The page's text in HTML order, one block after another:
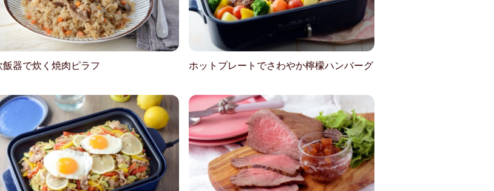
飯器で炊く焼肉ピラフ ホットプレートでさわやか檸檬ハンバーグ